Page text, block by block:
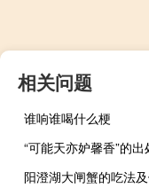
相关问题
谁响谁喝什么梗
“可能天亦妒馨香”的出